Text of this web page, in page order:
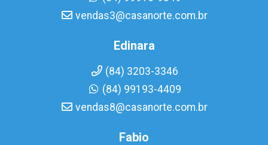
vendas3@casanorte.com.br
Edinara
(84) 3203-3346
(84) 99193-4409
vendas8@casanorte.com.br
Fabio